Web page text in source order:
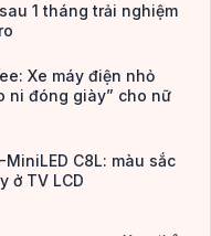
1 tháng trải nghiệm
Xe máy điện nhỏ
ni đóng giày” cho nữ
C8L: màu sắc
ở TV LCD